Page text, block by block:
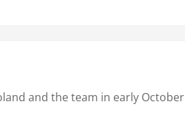
and the team in early October